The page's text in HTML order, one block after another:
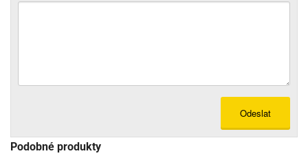
Odeslat
Podobné produkty